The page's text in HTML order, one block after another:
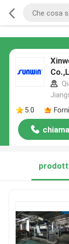
5.0